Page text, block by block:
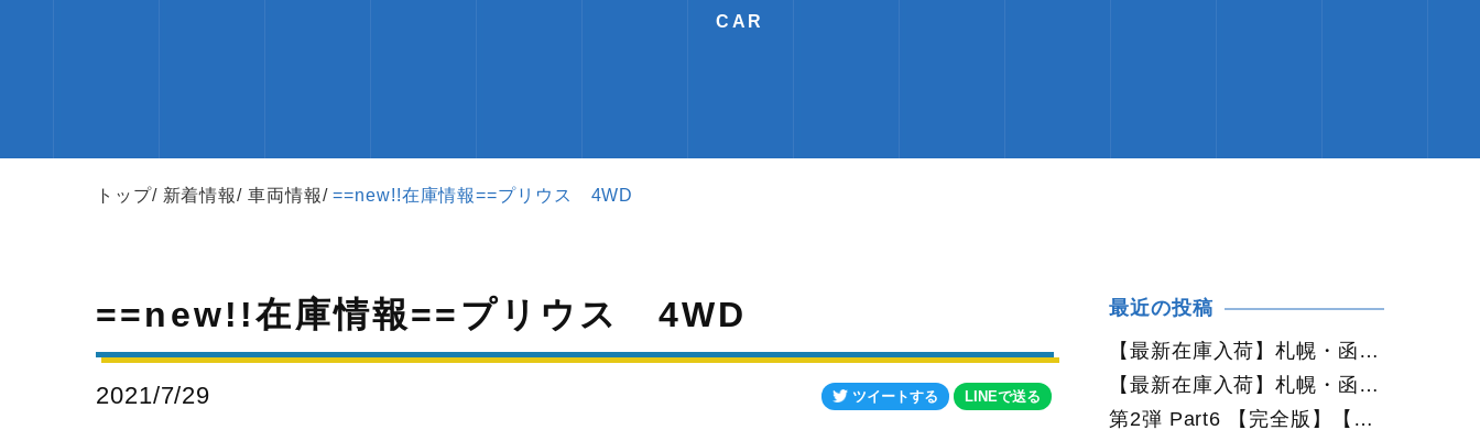
CAR
トップ 新着情報 車両情報 ==new!!在庫情報==プリウス 4WD
==new!!在庫情報==プリウス 4WD
2021/7/29 ツイートする LINEで送る
最近の投稿
【最新在庫入荷】札幌・函館で人気の中古車が続々入庫中｜早い者勝ち！【日産 ルークス660X 4WD】
【最新在庫入荷】札幌・函館で人気の中古車が続々入庫中｜早い者勝ち！【ダイハツ ムーヴコンテ660L 4WD】
第2弾 Part6 【完全版】【2026年最新版】札幌で50万円・100万円・150万円ならどんな中古車が買える？予算別中古車選び完全ガイド